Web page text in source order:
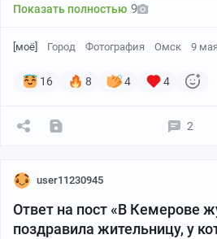
Показать полностью 9
[моё] Город Фотография Омск 9
16 8 4 4
2
user11230945
Ответ на пост «В Кемерове
поздравила жительницу, у